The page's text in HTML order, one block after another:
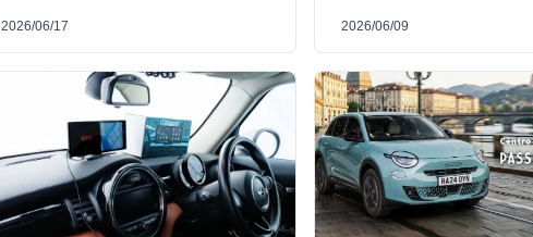
2026/06/17 2026/06/09